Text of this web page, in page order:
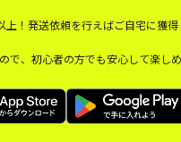
！発送依頼を行えばご自宅に獲
で、初心者の方でも安心して楽しめ